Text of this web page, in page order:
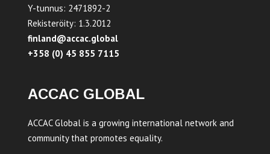
Y-tunnus: 2471892-2
Rekisteröity: 1.3.2012
finland@accac.global
+358 (0) 45 855 7115
ACCAC GLOBAL
ACCAC Global is a growing international network and
community that promotes equality.